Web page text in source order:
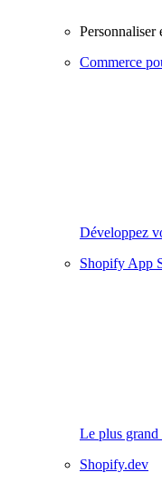
Personnaliser
Commerce
Développez
Shopify App
Le plus grand
Shopify.dev